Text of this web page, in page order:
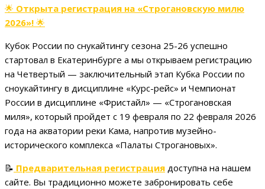
🌟 Открыта регистрация на «Строгановскую милю
2026»! 🌟
Кубок России по снукайтингу сезона 25-26 успешно
стартовал в Екатеринбурге а мы открываем регистрацию
на Четвертый — заключительный этап Кубка России по
сноукайтингу в дисциплине «Курс-рейс» и Чемпионат
России в дисциплине «Фристайл» — «Строгановская
миля», который пройдет с 19 февраля по 22 февраля 2026
года на акватории реки Кама, напротив музейно-
исторического комплекса «Палаты Строгановых».
📝 Предварительная регистрация доступна на нашем
сайте. Вы традиционно можете забронировать себе